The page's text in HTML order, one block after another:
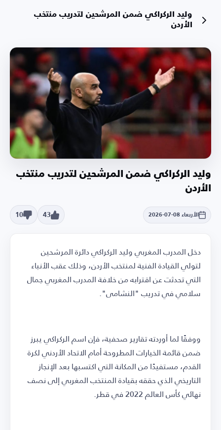
وليد الركراكي ضمن المرشحين لتدريب منتخب
الأردن
وليد الركراكي ضمن المرشحين لتدريب منتخب
الأردن
الأربعاء 08-07-2026 43
10
دخل المدرب المغربي وليد الركراكي دائرة المرشحين
لتولي القيادة الفنية لمنتخب الأردن، وذلك عقب الأنباء
التي تحدثت عن اقترابه من خلافة المدرب المغربي جمال
سلامي في تدريب "النشامى".
ووفقًا لما أوردته تقارير صحفية، فإن اسم الركراكي يبرز
ضمن قائمة الخيارات المطروحة أمام الاتحاد الأردني لكرة
القدم، مستفيدًا من المكانة التي اكتسبها بعد الإنجاز
التاريخي الذي حققه بقيادة المنتخب المغربي إلى نصف
نهائي كأس العالم 2022 في قطر.